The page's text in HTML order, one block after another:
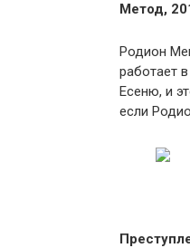
Метод,
Родион
работает
Есеню, и
если